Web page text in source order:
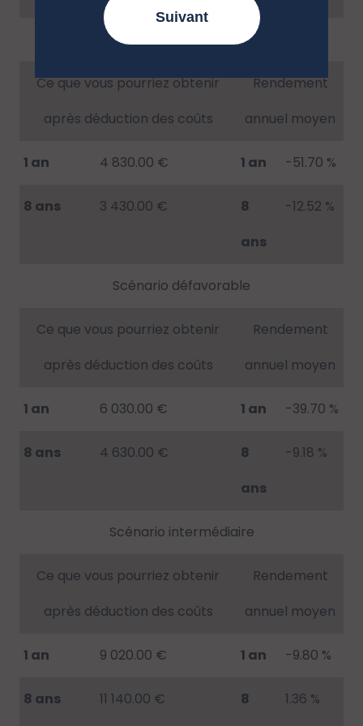
Scénario de tensions
Ce que vous pourriez obtenir
après déduction des coûts
Rendement
annuel moyen
1 an 4 830.00 € 1 an -51.70 %
8 ans 3 430.00 €
8
ans
-12.52 %
Scénario défavorable
Ce que vous pourriez obtenir
après déduction des coûts
Rendement
annuel moyen
1 an 6 030.00 € 1 an -39.70 %
8 ans 4 630.00 €
8
ans
-9.18 %
Scénario intermédiaire
Ce que vous pourriez obtenir
après déduction des coûts
Rendement
annuel moyen
1 an 9 020.00 € 1 an -9.80 %
8 ans 11 140.00 €
8
1.36 %
Suivant